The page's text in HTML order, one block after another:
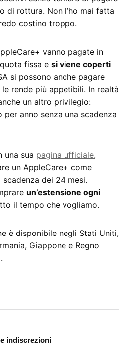
di rottura. Non l’ho mai fatta
costino troppo.
vanno pagate in
fissa esi viene coperti
si possono anche pagare
le rende più appetibili. In realtà
un altro privilegio:
per anno senza una scadenza
una sua pagina ufficiale,
un AppleCare+ come
dei 24 mesi.
un’estensione ogni
il tempo che vogliamo.
è disponibile negli Stati Uniti,
Giappone e Regno
indiscrezioni